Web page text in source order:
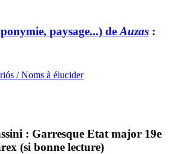
paysage...) de Auzas :
/ Noms à élucider
: Garresque Etat major 19e
(si bonne lecture)